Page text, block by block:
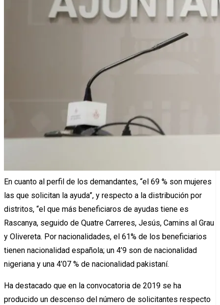
En cuanto al perfil de los demandantes, “el 69 % son mujeres
las que solicitan la ayuda”, y respecto a la distribución por
distritos, “el que más beneficiaros de ayudas tiene es
Rascanya, seguido de Quatre Carreres, Jesús, Camins al Grau
y Olivereta. Por nacionalidades, el 61% de los beneficiarios
tienen nacionalidad española; un 4’9 son de nacionalidad
nigeriana y una 4’07 % de nacionalidad pakistaní.
Ha destacado que en la convocatoria de 2019 se ha
producido un descenso del número de solicitantes respecto